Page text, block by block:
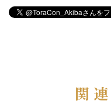
関